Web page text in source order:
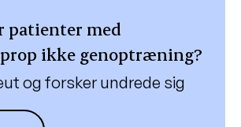
patienter med
ikke genoptræning?
og forsker undrede sig